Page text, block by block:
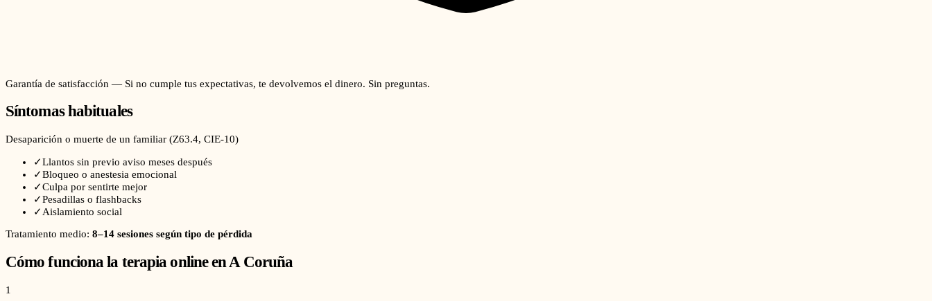
Garantía de satisfacción — Si no cumple tus expectativas, te devolvemos el dinero. Sin preguntas.
Síntomas habituales
Desaparición o muerte de un familiar (Z63.4, CIE-10)
✓Llantos sin previo aviso meses después
✓Bloqueo o anestesia emocional
✓Culpa por sentirte mejor
✓Pesadillas o flashbacks
✓ Aislamiento social
Tratamiento medio: 8–14 sesiones según tipo de pérdida
Cómo funciona la terapia online en A Coruña
1